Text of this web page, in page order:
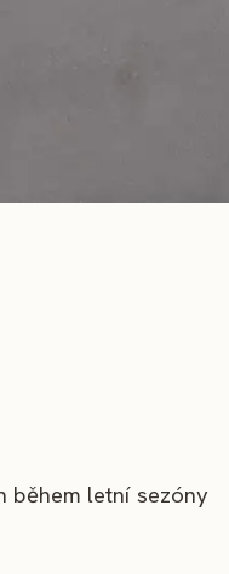
během letní sezóny